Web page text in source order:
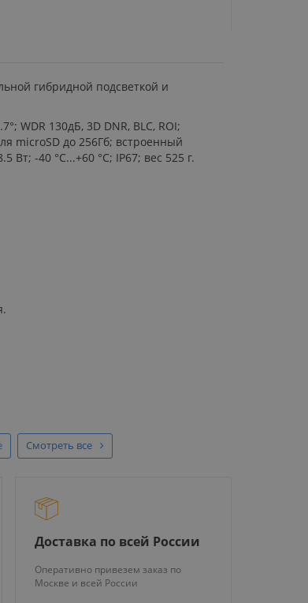
гибридной подсветкой и
WDR 130дБ, 3D DNR, BLC, ROI;
microSD до 256Гб; встроенный
-40 °C...+60 °C; IP67; вес 525 г.
Смотреть все
Доставка по всей России
Оперативно привезем заказ по
Москве и всей России